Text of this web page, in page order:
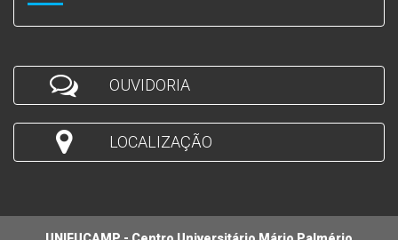
OUVIDORIA
LOCALIZAÇÃO